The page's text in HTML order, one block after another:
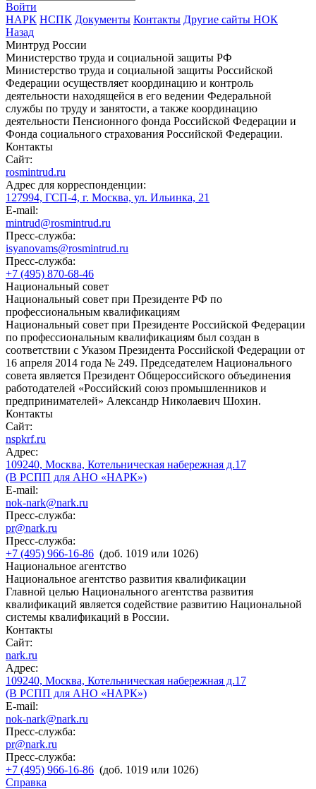
Войти
НАРК НСПК Документы Контакты Другие сайты НОК
Назад
Минтруд России
Министерство труда и социальной защиты РФ
Министерство труда и социальной защиты Российской
Федерации осуществляет координацию и контроль
деятельности находящейся в его ведении Федеральной
службы по труду и занятости, а также координацию
деятельности Пенсионного фонда Российской Федерации и
Фонда социального страхования Российской Федерации.
Контакты
Сайт:
rosmintrud.ru
Адрес для корреспонденции:
127994, ГСП-4, г. Москва, ул. Ильинка, 21
E-mail:
mintrud@rosmintrud.ru
Пресс-служба:
isyanovams@rosmintrud.ru
Пресс-служба:
+7 (495) 870-68-46
Национальный совет
Национальный совет при Президенте РФ по
профессиональным квалификациям
Национальный совет при Президенте Российской Федерации
по профессиональным квалификациям был создан в
соответствии с Указом Президента Российской Федерации от
16 апреля 2014 года № 249. Председателем Национального
совета является Президент Общероссийского объединения
работодателей «Российский союз промышленников и
предпринимателей» Александр Николаевич Шохин.
Контакты
Сайт:
nspkrf.ru
Адрес:
109240, Москва, Котельническая набережная д.17
(В РСПП для АНО «НАРК»)
E-mail:
nok-nark@nark.ru
Пресс-служба:
pr@nark.ru
Пресс-служба:
+7 (495) 966-16-86 (доб. 1019 или 1026)
Национальное агентство
Национальное агентство развития квалификации
Главной целью Национального агентства развития
квалификаций является содействие развитию Национальной
системы квалификаций в России.
Контакты
Сайт:
nark.ru
Адрес:
109240, Москва, Котельническая набережная д.17
(В РСПП для АНО «НАРК»)
E-mail:
nok-nark@nark.ru
Пресс-служба:
pr@nark.ru
Пресс-служба:
+7 (495) 966-16-86 (доб. 1019 или 1026)
Справка